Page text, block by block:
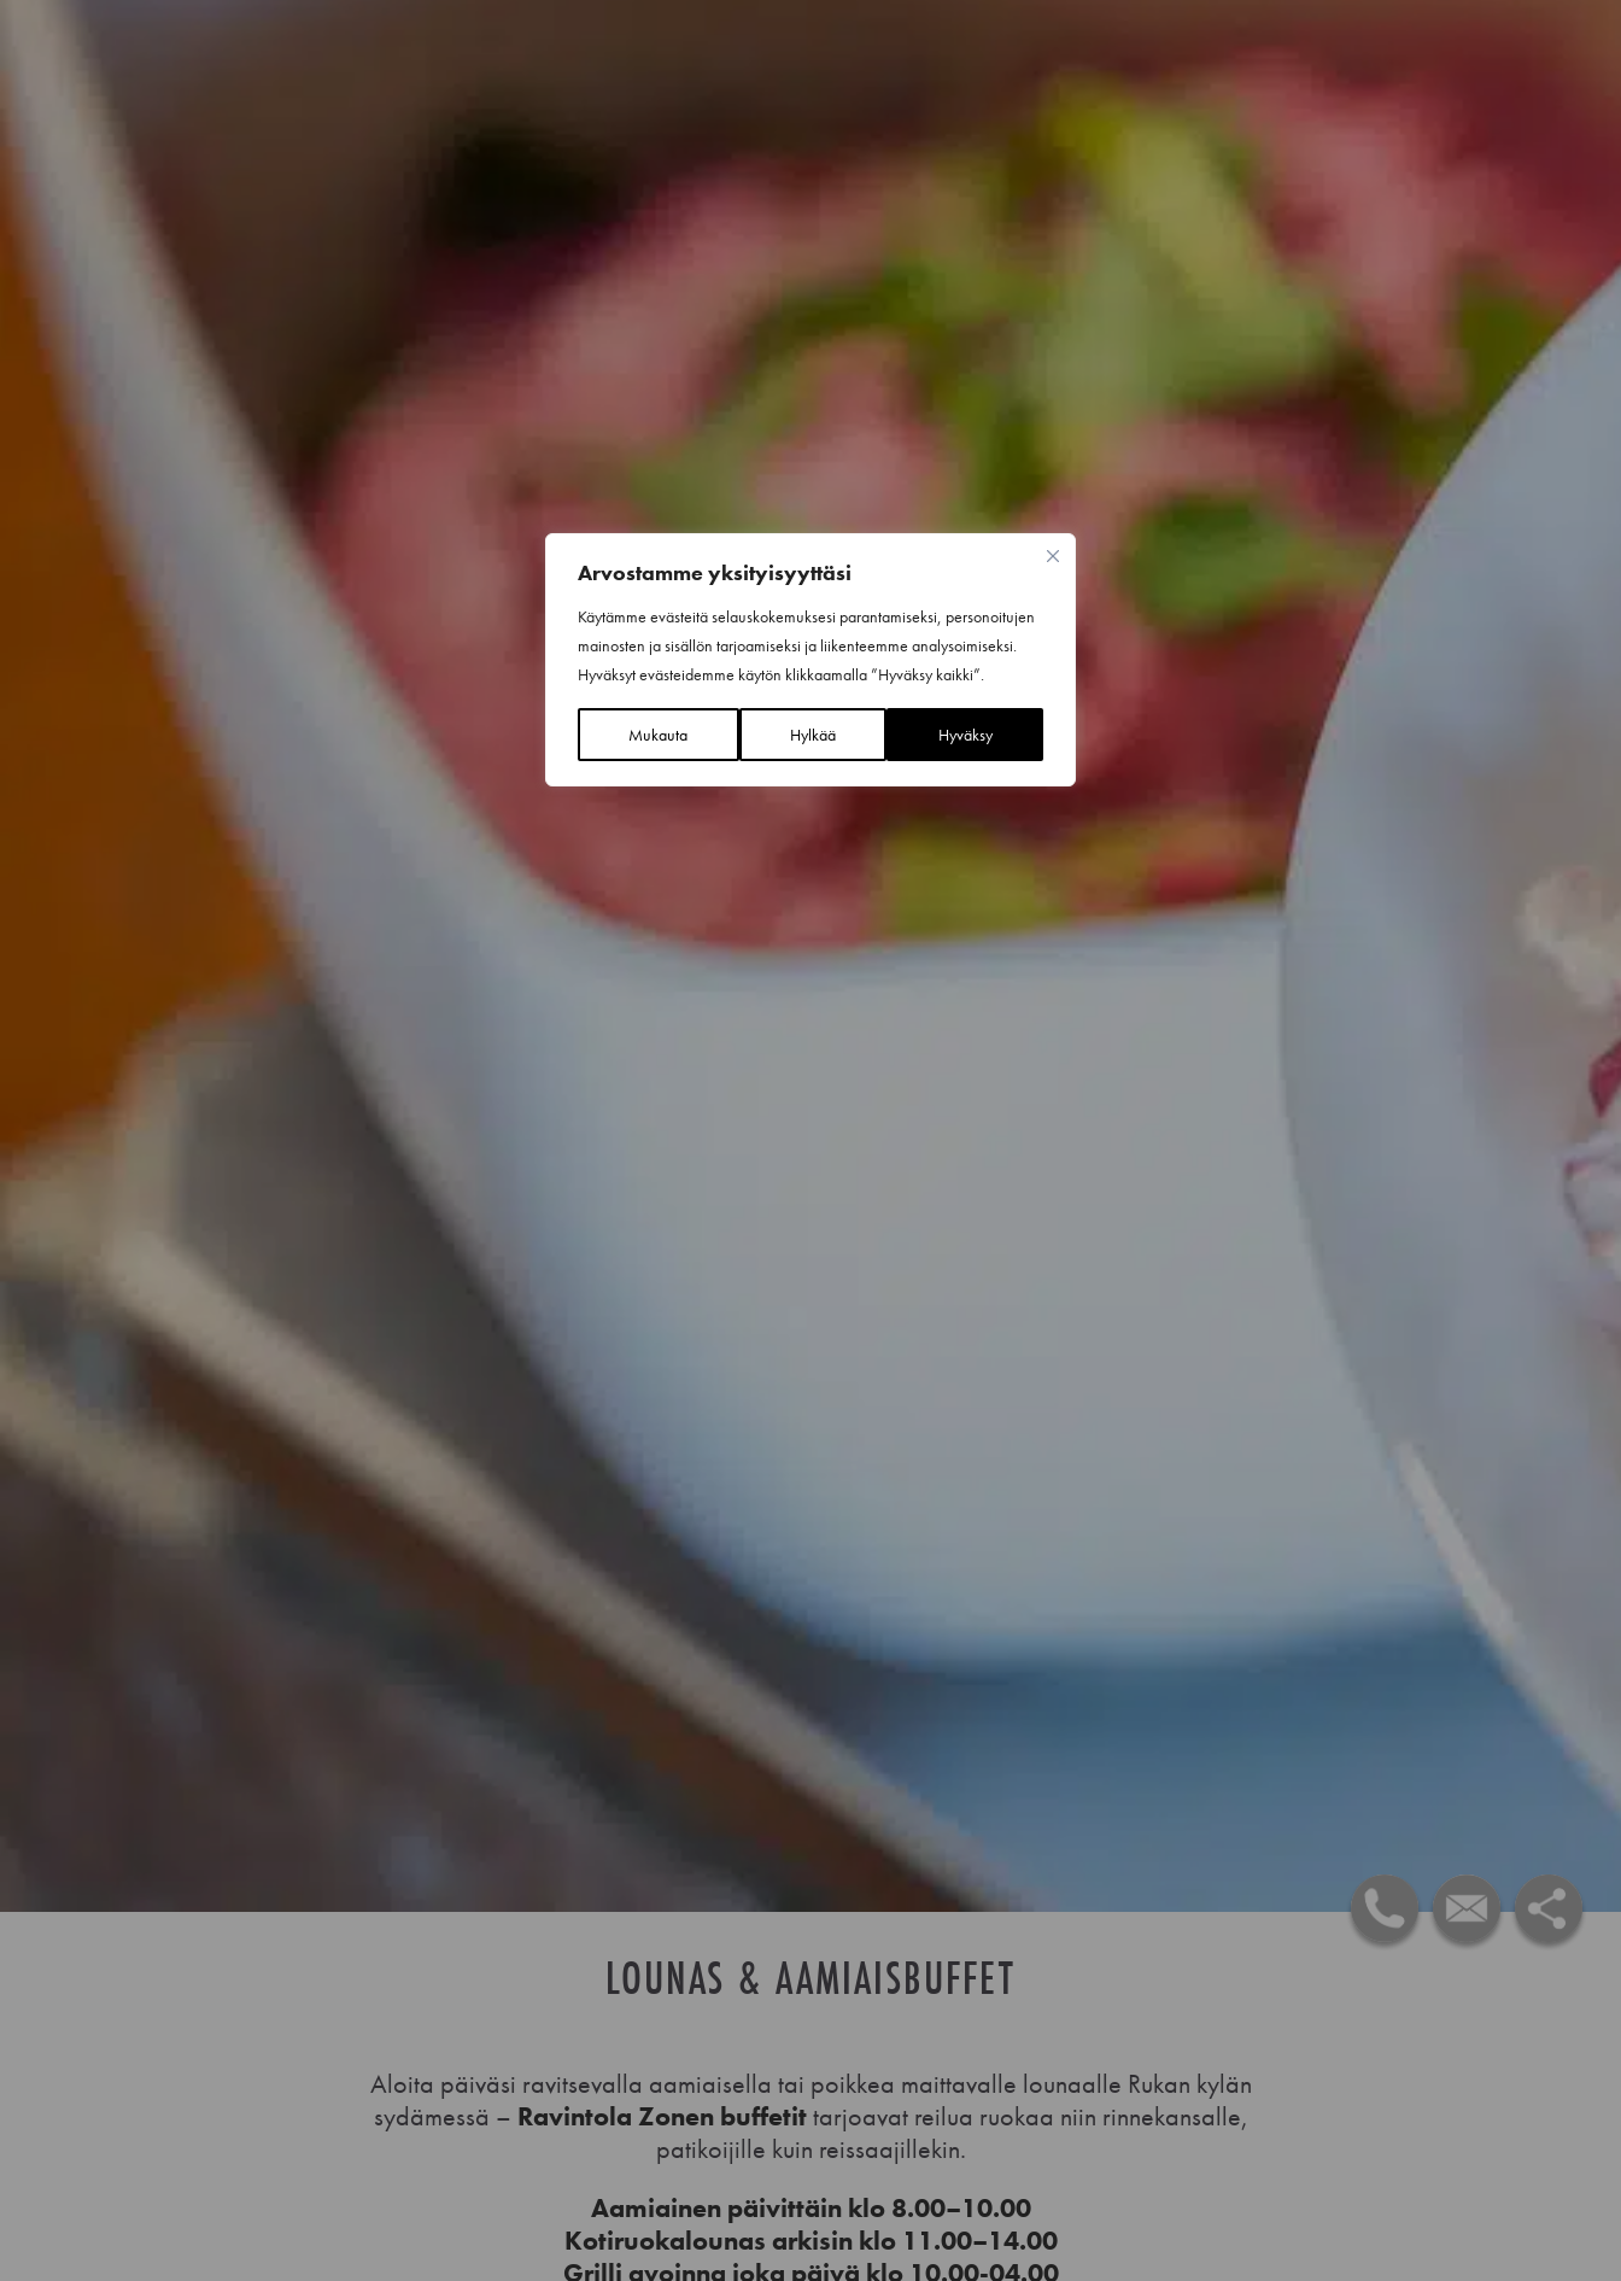
Arvostamme yksityisyyttäsi
Käytämme evästeitä selauskokemuksesi parantamiseksi, personoitujen
mainosten ja sisällön tarjoamiseksi ja liikenteemme analysoimiseksi.
Hyväksyt evästeidemme käytön klikkaamalla ”Hyväksy kaikki”.
Mukauta Hylkää Hyväksy
LOUNAS & AAMIAISBUFFET
Aloita päiväsi ravitsevalla aamiaisella tai poikkea maittavalle lounaalle Rukan kylän
sydämessä – Ravintola Zonen buffetittarjoavat reilua ruokaa niin rinnekansalle,
patikoijille kuin reissaajillekin.
Aamiainen päivittäin klo 8.00–10.00
Kotiruokalounas arkisin klo 11.00–14.00
Grilli avoinna joka päivä klo 10.00-04.00